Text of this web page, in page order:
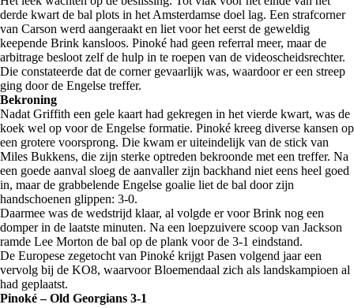
derde kwart de bal plots in het Amsterdamse doel lag. Een strafcorner
van Carson werd aangeraakt en liet voor het eerst de geweldig
keepende Brink kansloos. Pinoké had geen referral meer, maar de
arbitrage besloot zelf de hulp in te roepen van de videoscheidsrechter.
Die constateerde dat de corner gevaarlijk was, waardoor er een streep
ging door de Engelse treffer.
Bekroning
Nadat Griffith een gele kaart had gekregen in het vierde kwart, was de
koek wel op voor de Engelse formatie. Pinoké kreeg diverse kansen op
een grotere voorsprong. Die kwam er uiteindelijk van de stick van
Miles Bukkens, die zijn sterke optreden bekroonde met een treffer. Na
een goede aanval sloeg de aanvaller zijn backhand niet eens heel goed
in, maar de grabbelende Engelse goalie liet de bal door zijn
handschoenen glippen: 3-0.
Daarmee was de wedstrijd klaar, al volgde er voor Brink nog een
domper in de laatste minuten. Na een loepzuivere scoop van Jackson
ramde Lee Morton de bal op de plank voor de 3-1 eindstand.
De Europese zegetocht van Pinoké krijgt Pasen volgend jaar een
vervolg bij de KO8, waarvoor Bloemendaal zich als landskampioen al
had geplaatst.
Pinoké – Old Georgians 3-1